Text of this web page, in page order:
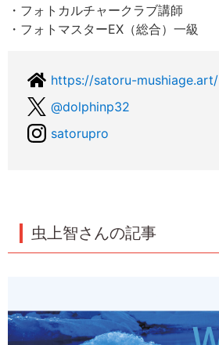
・フォトカルチャークラブ講師
・フォトマスターEX（総合）一級
https://satoru-mushiage.art/
@dolphinp32
satorupro
虫上智さんの記事